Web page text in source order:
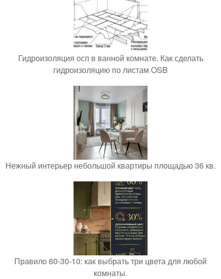
Гидроизоляция осп в ванной комнате. Как сделать
гидроизоляцию по листам OSB
Нежный интерьер небольшой квартиры площадью 36 кв.
Правило 60-30-10: как выбрать три цвета для любой
комнаты.